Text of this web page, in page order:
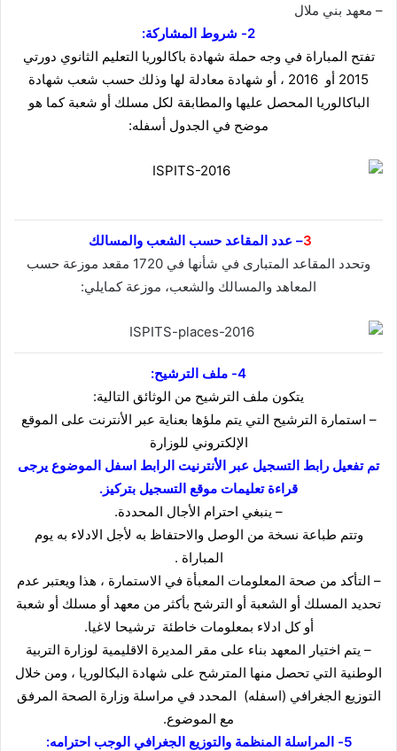
– معهد بني ملال
2- شروط المشاركة:
تفتح المباراة في وجه حملة شهادة باكالوريا التعليم الثانوي دورتي
2015 أو 2016 ، أو شهادة معادلة لها وذلك حسب شعب شهادة
الباكالوريا المحصل عليها والمطابقة لكل مسلك أو شعبة كما هو
موضح في الجدول أسفله:
3– عدد المقاعد حسب الشعب والمسالك
وتحدد المقاعد المتبارى في شأنها في 1720 مقعد موزعة حسب
المعاهد والمسالك والشعب، موزعة كمايلي:
4- ملف الترشيح:
يتكون ملف الترشيح من الوثائق التالية:
– استمارة الترشيح التي يتم ملؤها بعناية عبر الأنترنت على الموقع
الإلكتروني للوزارة
تم تفعيل رابط التسجيل عبر الأنترنيت الرابط اسفل الموضوع يرجى
قراءة تعليمات موقع التسجيل بتركيز.
– ينبغي احترام الأجال المحددة.
وتتم طباعة نسخة من الوصل والاحتفاظ به لأجل الادلاء به يوم
المباراة .
– التأكد من صحة المعلومات المعبأة في الاستمارة ، هذا ويعتبر عدم
تحديد المسلك أو الشعبة أو الترشح بأكثر من معهد أو مسلك أو شعبة
أو كل ادلاء بمعلومات خاطئة ترشيحا لاغيا.
– يتم اختيار المعهد بناء على مقر المديرة الاقليمية لوزارة التربية
الوطنية التي تحصل منها المترشح على شهادة البكالوريا ، ومن خلال
التوزيع الجغرافي (اسفله) المحدد في مراسلة وزارة الصحة المرفق
مع الموضوع.
5- المراسلة المنظمة والتوزيع الجغرافي الوجب احترامه: